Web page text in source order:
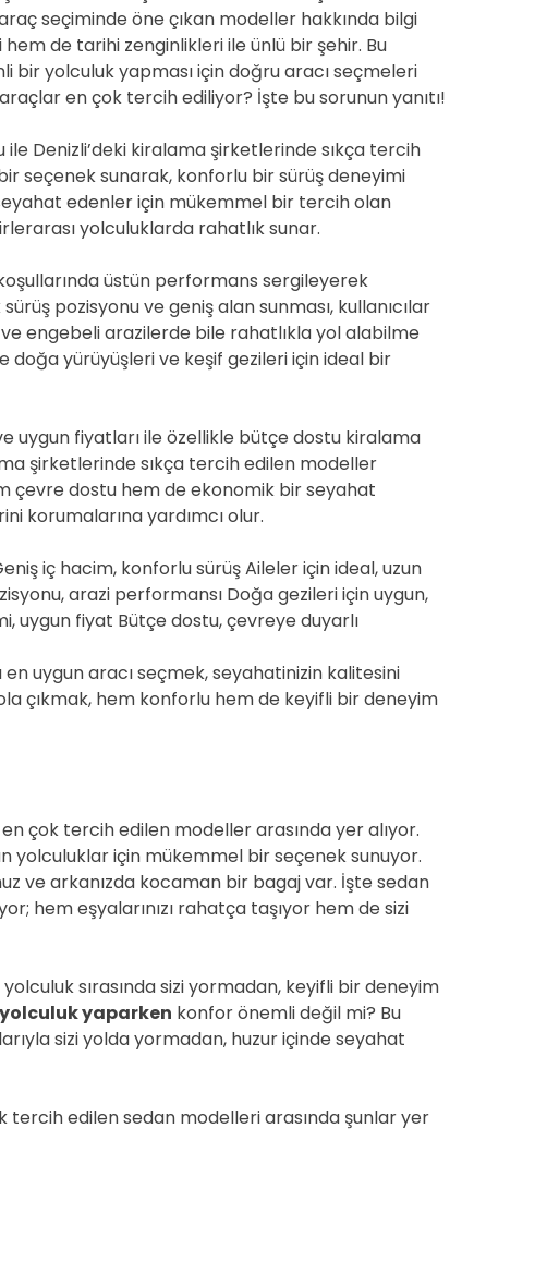
seçiminde öne çıkan modeller hakkında bilgi
de tarihi zenginlikleri ile ünlü bir şehir. Bu
bir yolculuk yapması için doğru aracı seçmeleri
en çok tercih ediliyor? İşte bu sorunun yanıtı!
Denizli’deki kiralama şirketlerinde sıkça tercih
seçenek sunarak, konforlu bir sürüş deneyimi
edenler için mükemmel bir tercih olan
yolculuklarda rahatlık sunar.
üstün performans sergileyerek
pozisyonu ve geniş alan sunması, kullanıcılar
engebeli arazilerde bile rahatlıkla yol alabilme
yürüyüşleri ve keşif gezileri için ideal bir
uygun fiyatları ile özellikle bütçe dostu kiralama
şirketlerinde sıkça tercih edilen modeller
çevre dostu hem de ekonomik bir seyahat
korumalarına yardımcı olur.
iç hacim, konforlu sürüş Aileler için ideal, uzun
arazi performansı Doğa gezileri için uygun,
uygun fiyat Bütçe dostu, çevreye duyarlı
en uygun aracı seçmek, seyahatinizin kalitesini
çıkmak, hem konforlu hem de keyifli bir deneyim
çok tercih edilen modeller arasında yer alıyor.
yolculuklar için mükemmel bir seçenek sunuyor.
ve arkanızda kocaman bir bagaj var. İşte sedan
hem eşyalarınızı rahatça taşıyor hem de sizi
sırasında sizi yormadan, keyifli bir deneyim
yolculuk yaparken konfor önemli değil mi? Bu
sizi yolda yormadan, huzur içinde seyahat
tercih edilen sedan modelleri arasında şunlar yer